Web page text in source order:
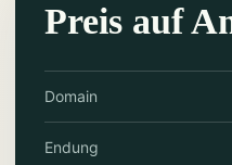
Preis auf
Domain
Endung